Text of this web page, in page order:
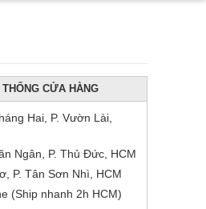
THỐNG CỬA HÀNG
Hai, P. Vườn Lài,
Ngân, P. Thủ Đức, HCM
P. Tân Sơn Nhì, HCM
(Ship nhanh 2h HCM)